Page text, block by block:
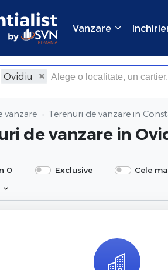
Vanzare
Ovidiu
vanzare Terenuri de vanzare in
de vanzare in
0 Exclusive Cele